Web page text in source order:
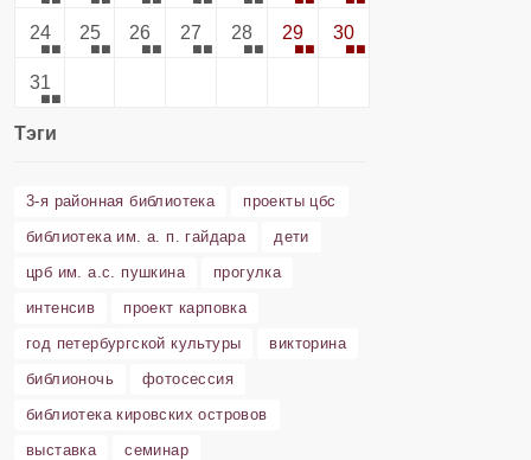
24 25 26 27 28 29 30
31
Тэги
3-я районная библиотека
проекты цбс
библиотека им. а. п. гайдара
дети
црб им. а.с. пушкина
прогулка
интенсив
проект карповка
год петербургской культуры
викторина
библионочь
фотосессия
библиотека кировских островов
выставка
семинар